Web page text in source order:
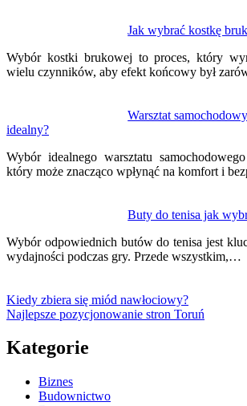
Jak wybrać kostkę
Wybór kostki brukowej to proces, który
wielu czynników, aby efekt końcowy był
Warsztat
idealny?
Wybór idealnego warsztatu
który może znacząco wpłynąć na komfort i
Buty do tenisa jak
Wybór odpowiednich butów do tenisa jest
wydajności podczas gry. Przede wszystkim,…
Kiedy zbiera się miód nawłociowy?
Najlepsze pozycjonowanie stron Toruń
Kategorie
Biznes
Budownictwo